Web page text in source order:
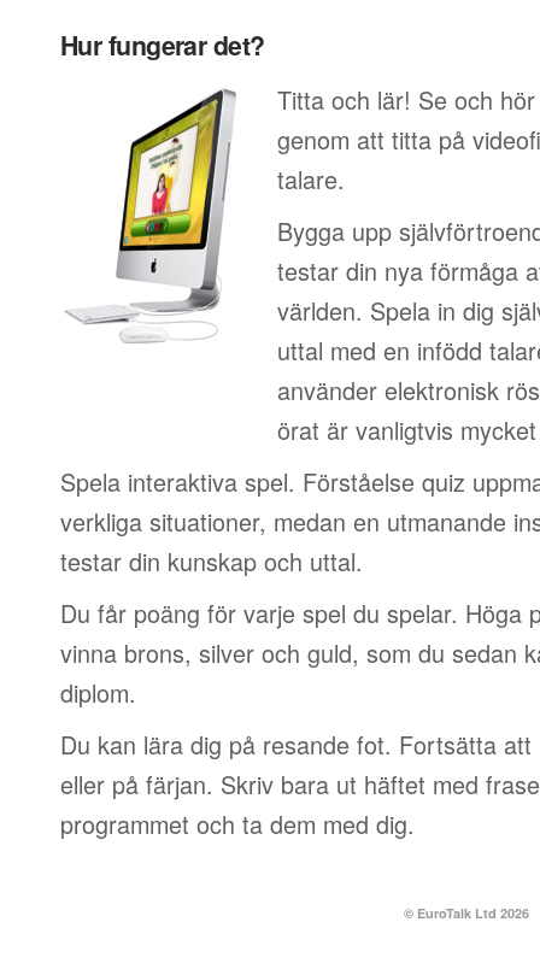
Hur fungerar det?
Titta och lär! Se och
genom att titta på
talare.
Bygga upp
testar din nya förmåga
världen. Spela in dig
uttal med en infödd
använder elektronisk
örat är vanligtvis
Spela interaktiva spel. Förståelse quiz
verkliga situationer, medan en utmanande
testar din kunskap och uttal.
Du får poäng för varje spel du spelar. Höga
vinna brons, silver och guld, som du sedan
diplom.
Du kan lära dig på resande fot. Fortsätta
eller på färjan. Skriv bara ut häftet med
programmet och ta dem med dig.
© EuroTalk Ltd 2026